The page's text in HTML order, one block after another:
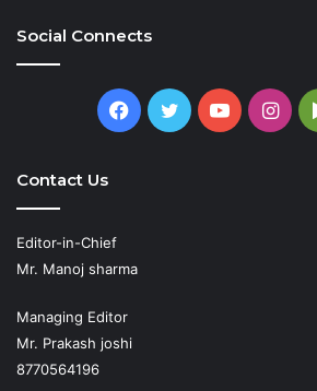
Social Connects
Facebook
TwitterYouTube
Contact Us
Editor-in-Chief
Mr. Manoj sharma
Managing Editor
Mr. Prakash joshi
8770564196